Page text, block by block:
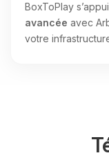
BoxToPlay
avancée avec
votre